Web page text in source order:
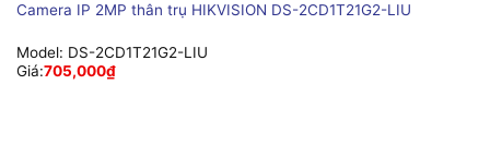
Camera IP 2MP thân trụ HIKVISION DS-2CD1T21G2-LIU
Model: DS-2CD1T21G2-LIU
Giá:705,000₫